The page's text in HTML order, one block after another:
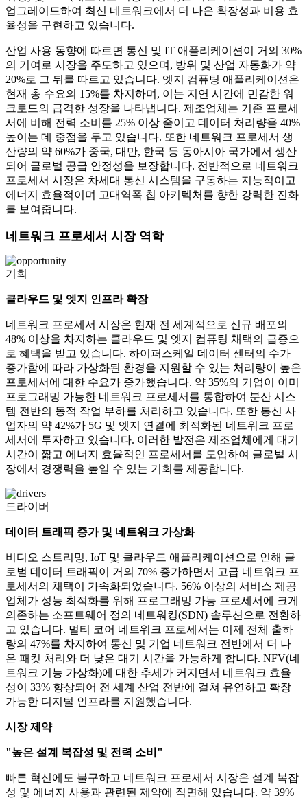
업그레이드하여 최신 네트워크에서 더 나은 확장성과 비용 효
율성을 구현하고 있습니다.
산업 사용 동향에 따르면 통신 및 IT 애플리케이션이 거의 30%
의 기여로 시장을 주도하고 있으며, 방위 및 산업 자동화가 약
20%로 그 뒤를 따르고 있습니다. 엣지 컴퓨팅 애플리케이션은
현재 총 수요의 15%를 차지하며, 이는 지연 시간에 민감한 워
크로드의 급격한 성장을 나타냅니다. 제조업체는 기존 프로세
서에 비해 전력 소비를 25% 이상 줄이고 데이터 처리량을 40%
높이는 데 중점을 두고 있습니다. 또한 네트워크 프로세서 생
산량의 약 60%가 중국, 대만, 한국 등 동아시아 국가에서 생산
되어 글로벌 공급 안정성을 보장합니다. 전반적으로 네트워크
프로세서 시장은 차세대 통신 시스템을 구동하는 지능적이고
에너지 효율적이며 고대역폭 칩 아키텍처를 향한 강력한 진화
를 보여줍니다.
네트워크 프로세서 시장 역학
기회
클라우드 및 엣지 인프라 확장
네트워크 프로세서 시장은 현재 전 세계적으로 신규 배포의
48% 이상을 차지하는 클라우드 및 엣지 컴퓨팅 채택의 급증으
로 혜택을 받고 있습니다. 하이퍼스케일 데이터 센터의 수가
증가함에 따라 가상화된 환경을 지원할 수 있는 처리량이 높은
프로세서에 대한 수요가 증가했습니다. 약 35%의 기업이 이미
프로그래밍 가능한 네트워크 프로세서를 통합하여 분산 시스
템 전반의 동적 작업 부하를 처리하고 있습니다. 또한 통신 사
업자의 약 42%가 5G 및 엣지 연결에 최적화된 네트워크 프로
세서에 투자하고 있습니다. 이러한 발전은 제조업체에게 대기
시간이 짧고 에너지 효율적인 프로세서를 도입하여 글로벌 시
장에서 경쟁력을 높일 수 있는 기회를 제공합니다.
드라이버
데이터 트래픽 증가 및 네트워크 가상화
비디오 스트리밍, IoT 및 클라우드 애플리케이션으로 인해 글
로벌 데이터 트래픽이 거의 70% 증가하면서 고급 네트워크 프
로세서의 채택이 가속화되었습니다. 56% 이상의 서비스 제공
업체가 성능 최적화를 위해 프로그래밍 가능 프로세서에 크게
의존하는 소프트웨어 정의 네트워킹(SDN) 솔루션으로 전환하
고 있습니다. 멀티 코어 네트워크 프로세서는 이제 전체 출하
량의 47%를 차지하여 통신 및 기업 네트워크 전반에서 더 나
은 패킷 처리와 더 낮은 대기 시간을 가능하게 합니다. NFV(네
트워크 기능 가상화)에 대한 추세가 커지면서 네트워크 효율
성이 33% 향상되어 전 세계 산업 전반에 걸쳐 유연하고 확장
가능한 디지털 인프라를 지원했습니다.
시장 제약
"높은 설계 복잡성 및 전력 소비"
빠른 혁신에도 불구하고 네트워크 프로세서 시장은 설계 복잡
성 및 에너지 사용과 관련된 제약에 직면해 있습니다. 약 39%